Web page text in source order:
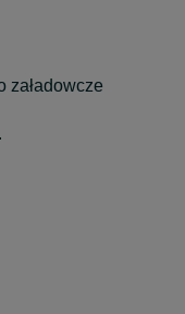
załadowcze